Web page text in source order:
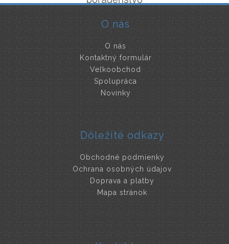
O nás
O nás
Kontaktný formulár
Veľkoobchod
Spolupráca
Novinky
Dôležité odkazy
Obchodné podmienky
Ochrana osobných údajov
Doprava a platby
Mapa stránok